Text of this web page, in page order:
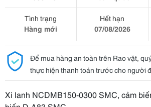
Tình trạng
Hàng mới
Hết hạn
07/08/2026
Để mua hàng an toàn trên Rao vặt,
thực hiện thanh toán trước cho người
Xi lanh NCDMB150-0300 SMC, cảm